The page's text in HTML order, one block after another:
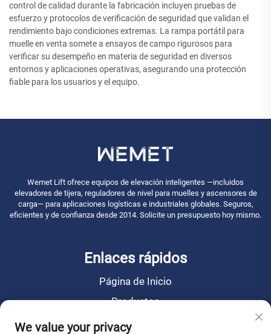
control de calidad durante la fabricación incluyen pruebas de
esfuerzo y protocolos de verificación de seguridad que validan el
rendimiento bajo condiciones extremas. La rampa portátil para
muelle en venta somete a ensayos de campo rigurosos para
verificar su desempeño en materia de seguridad en diversos
entornos y aplicaciones operativas, asegurando una protección
fiable para los usuarios y el equipo.
Wemet Lift ofrece equipos de elevación inteligentes —incluidos
elevadores de tijera, reguladores de nivel para muelles y ascensores de
carga— para aplicaciones logísticas e industriales globales. Seguros,
eficientes y de confianza desde 2014. Solicite un presupuesto hoy mismo.
Enlaces rápidos
Página de Inicio
Productos
Noticias
We value your privacy